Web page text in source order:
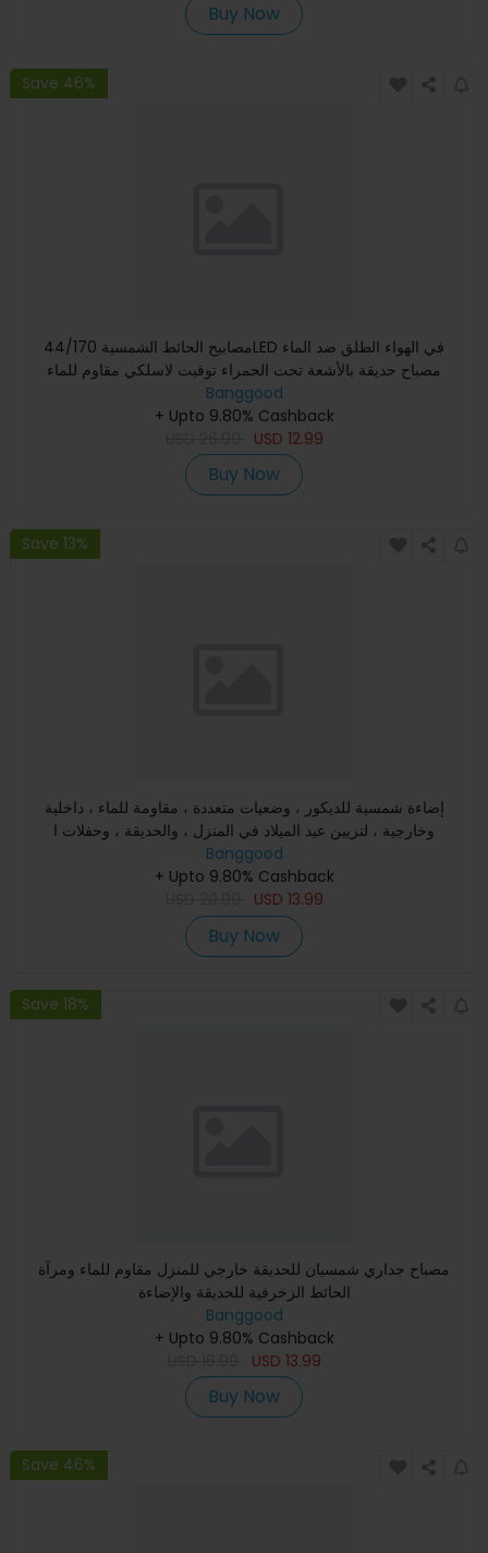
Buy Now
Save 46%
مصابيح الحائط الشمسية 44/170LED في الهواء الطلق ضد الماء
مصباح حديقة بالأشعة تحت الحمراء توقيت لاسلكي مقاوم للماء
Banggood
+ Upto 9.80% Cashback
USD 12.99
Buy Now
Save 13%
إضاءة شمسية للديكور ، وضعيات متعددة ، مقاومة للماء ، داخلية
وخارجية ، لتزيين عيد الميلاد في المنزل ، والحديقة ، وحفلات ا
Banggood
+ Upto 9.80% Cashback
USD 13.99
Buy Now
Save 18%
مصباح جداري شمسيان للحديقة خارجي للمنزل مقاوم للماء ومرآة
الحائط الزخرفية للحديقة والإضاءة
Banggood
+ Upto 9.80% Cashback
USD 13.99
Buy Now
Save 46%